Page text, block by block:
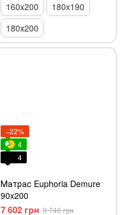
160x200
180x190
180х200
−22%
4
4
Матрас Euphoria Demure
90x200
7 602 грн 9 746 грн